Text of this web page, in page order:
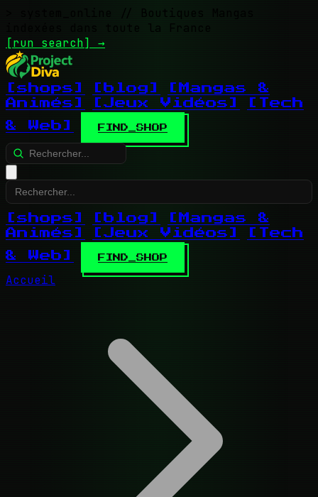
// Boutiques Mangas
indexées dans toute la France
[run search] →
[shops] [blog]
[Mangas &
Animés]
[Jeux Vidéos]
[Tech
& Web]
FIND_SHOP
[shops] [blog]
[Mangas &
Animés]
[Jeux Vidéos]
[Tech
& Web]
FIND_SHOP
Accueil